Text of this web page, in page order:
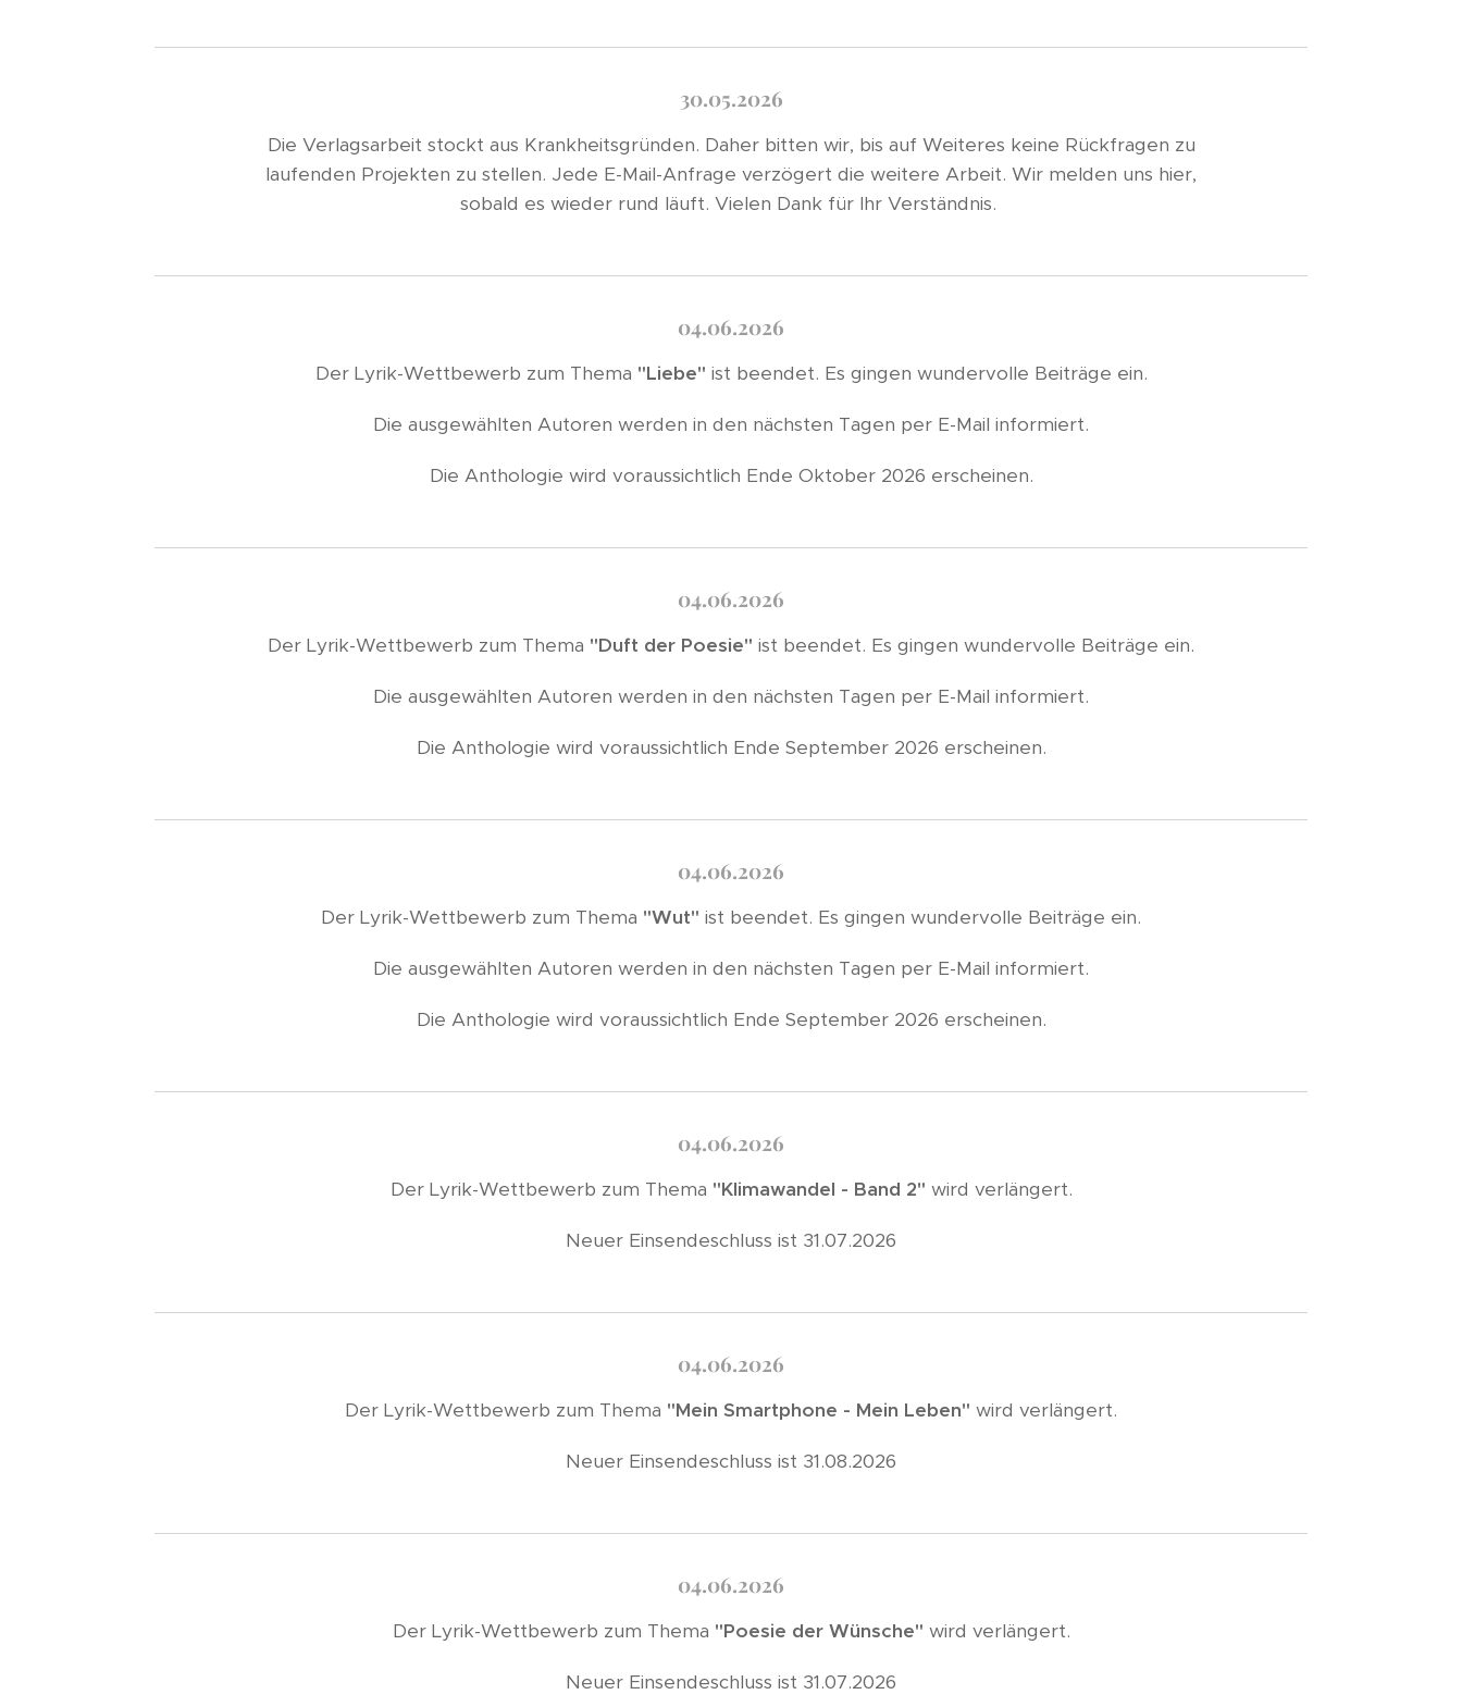
30.05.2026
Die Verlagsarbeit stockt aus Krankheitsgründen. Daher bitten wir, bis auf Weiteres keine Rückfragen zu
laufenden Projekten zu stellen. Jede E-Mail-Anfrage verzögert die weitere Arbeit. Wir melden uns hier,
sobald es wieder rund läuft. Vielen Dank für Ihr Verständnis.
04.06.2026
Der Lyrik-Wettbewerb zum Thema "Liebe" ist beendet. Es gingen wundervolle Beiträge ein.
Die ausgewählten Autoren werden in den nächsten Tagen per E-Mail informiert.
Die Anthologie wird voraussichtlich Ende Oktober 2026 erscheinen.
04.06.2026
Der Lyrik-Wettbewerb zum Thema "Duft der Poesie" ist beendet. Es gingen wundervolle Beiträge ein.
Die ausgewählten Autoren werden in den nächsten Tagen per E-Mail informiert.
Die Anthologie wird voraussichtlich Ende September 2026 erscheinen.
04.06.2026
Der Lyrik-Wettbewerb zum Thema "Wut" ist beendet. Es gingen wundervolle Beiträge ein.
Die ausgewählten Autoren werden in den nächsten Tagen per E-Mail informiert.
Die Anthologie wird voraussichtlich Ende September 2026 erscheinen.
04.06.2026
Der Lyrik-Wettbewerb zum Thema "Klimawandel - Band 2" wird verlängert.
Neuer Einsendeschluss ist 31.07.2026
04.06.2026
Der Lyrik-Wettbewerb zum Thema "Mein Smartphone - Mein Leben" wird verlängert.
Neuer Einsendeschluss ist 31.08.2026
04.06.2026
Der Lyrik-Wettbewerb zum Thema "Poesie der Wünsche" wird verlängert.
Neuer Einsendeschluss ist 31.07.2026